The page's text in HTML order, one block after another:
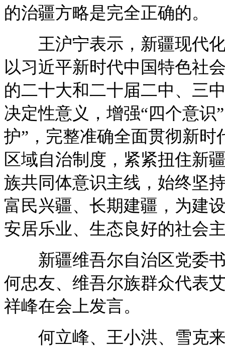
的治疆方略是完全正确的。
王沪宁表示，新疆现代化
以习近平新时代中国特色社
的二十大和二十届二中、三
决定性意义，增强“四个意识
护”，完整准确全面贯彻新
区域自治制度，紧紧扭住新
族共同体意识主线，始终坚
富民兴疆、长期建疆，为建
安居乐业、生态良好的社会
新疆维吾尔自治区党委书
何忠友、维吾尔族群众代表
祥峰在会上发言。
何立峰、王小洪、雪克来